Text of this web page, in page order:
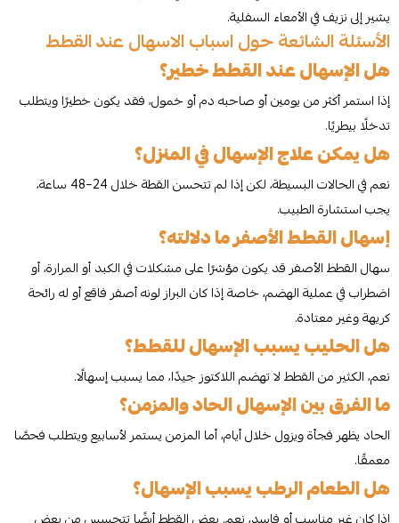
يشير إلى نزيف في الأمعاء السفلية.
الأسئلة الشائعة حول اسباب الاسهال عند القطط
هل الإسهال عند القطط خطير؟
إذا استمر أكثر من يومين أو صاحبه دم أو خمول، فقد يكون خطيرًا ويتطلب
تدخلًا بيطريًا.
هل يمكن علاج الإسهال في المنزل؟
نعم في الحالات البسيطة، لكن إذا لم تتحسن القطة خلال 24–48 ساعة،
يجب استشارة الطبيب.
إسهال القطط الأصفر ما دلالته؟
سهال القطط الأصفر قد يكون مؤشرًا على مشكلات في الكبد أو المرارة، أو
اضطراب في عملية الهضم، خاصة إذا كان البراز لونه أصفر فاقع أو له رائحة
كريهة وغير معتادة.
هل الحليب يسبب الإسهال للقطط؟
نعم، الكثير من القطط لا تهضم اللاكتوز جيدًا، مما يسبب إسهالًا.
ما الفرق بين الإسهال الحاد والمزمن؟
الحاد يظهر فجأة ويزول خلال أيام، أما المزمن يستمر لأسابيع ويتطلب فحصًا
معمقًا.
هل الطعام الرطب يسبب الإسهال؟
إذا كان غير مناسب أو فاسد، نعم. بعض القطط أيضًا تتحسس من بعض